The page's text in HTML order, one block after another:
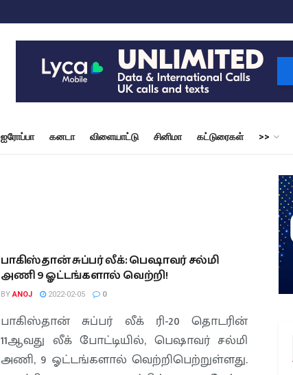
ஐரோப்பா கனடா விளையாட்டு சினிமா கட்டுரைகள் >>
பாகிஸ்தான் சுப்பர் லீக்: பெஷாவர் சல்மி
அணி 9 ஓட்டங்களால் வெற்றி!
BY ANOJ 2022-02-05 0
பாகிஸ்தான் சுப்பர் லீக் ரி-20 தொடரின்
11ஆவது லீக் போட்டியில், பெஷாவர் சல்மி
அணி, 9 ஓட்டங்களால் வெற்றிபெற்றுள்ளது.